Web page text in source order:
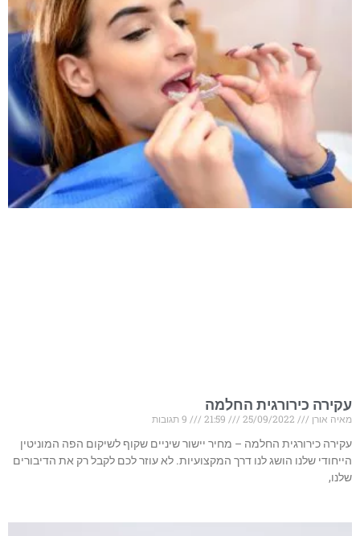
עקירה כירורגית החלמה
מאיה אורן
עקירה כירורגית החלמה – מחיר יישור שיניים שקוף לשיקום הפה המוניטין
הייחודי שלנו הושג לנו דרך המקצועיות. לא עוזר לכם לקבל רק את הדיבורים
שלנו,